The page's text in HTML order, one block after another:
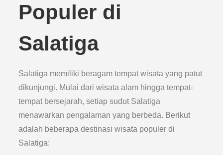
Populer di
Salatiga
Salatiga memiliki beragam tempat wisata yang patut
dikunjungi. Mulai dari wisata alam hingga tempat-
tempat bersejarah, setiap sudut Salatiga
menawarkan pengalaman yang berbeda. Berikut
adalah beberapa destinasi wisata populer di
Salatiga: